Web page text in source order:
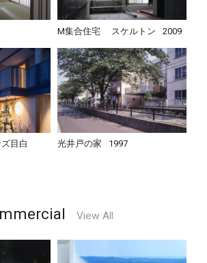
M集合住宅 スケルトン 2009
目白
光井戸の家 1997
View All